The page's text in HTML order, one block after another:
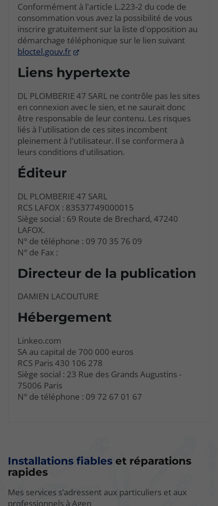
Conformément à l'article L.223-2 du code de
consommation vous avez la possibilité de vous
inscrire gratuitement sur la liste d'opposition au
démarchage téléphonique sur le lien suivant
bloctel.gouv.fr
Liens hypertexte
DL PLOMBERIE 47 SARL ne contrôle pas les sites
en connexion avec le sien, et ne saurait donc
être responsable de leur contenu. Les risques
liés à l'utilisation de ces sites incombent
pleinement à l'utilisateur. Il se conformera à
leurs conditions d'utilisation.
Éditeur
DL PLOMBERIE 47 SARL
RCS LAFOX : 83537749000015
Siège social : 69 Route de Brechard, 47240
LAFOX.
N° de téléphone : 09 70 35 76 09
N° de Fax :
Directeur de la publication
DAMIEN LACOUTURE
Hébergement
Linkeo.com
SA au capital de 700 000 euros
RCS Paris 430 106 278
Siège social : 23 Rue des Grands Augustins -
75006 Paris
N° de téléphone : 09 72 67 01 67
Installations fiables et réparations
rapides
Mes services s’adressent aux particuliers et aux
professionnels à Agen